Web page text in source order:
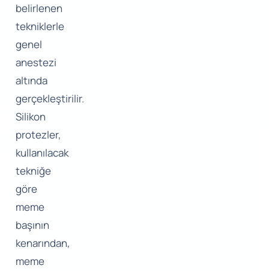
belirlenen
tekniklerle
genel
anestezi
altında
gerçekleştirilir.
Silikon
protezler,
kullanılacak
tekniğe
göre
meme
başının
kenarından,
meme